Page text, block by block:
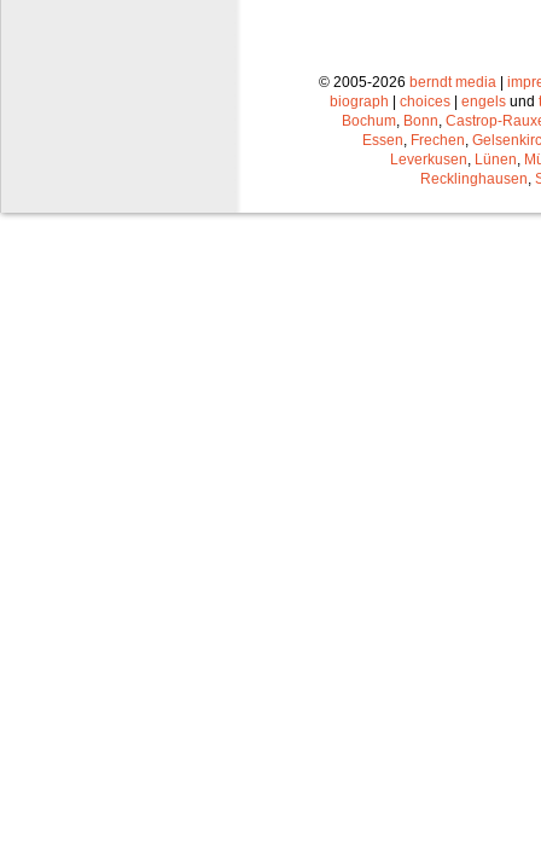
© 2005-2026 berndt media |
biograph | choices | engels und
Bochum Bonn Castrop-
Essen Frechen
Leverkusen Lünen
Recklinghausen